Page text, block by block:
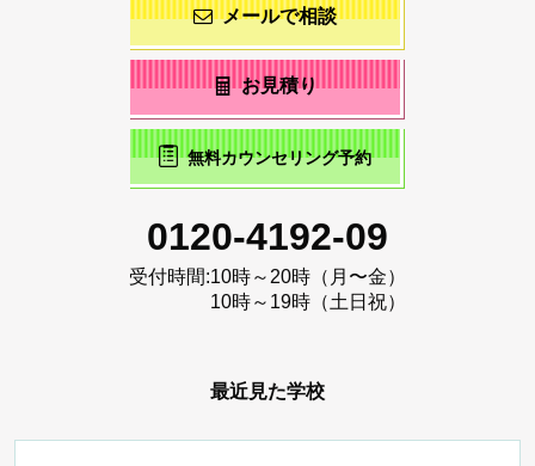
メールで相談
お見積り
無料カウンセリング予約
0120-4192-09
受付時間:10時～20時（月〜金）
10時～19時（土日祝）
最近見た学校